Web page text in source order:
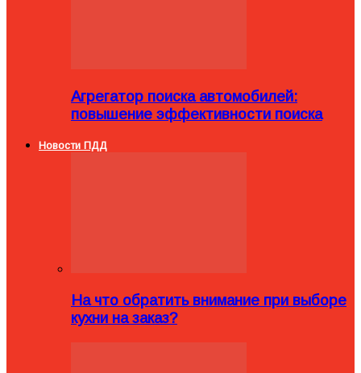
Агрегатор поиска автомобилей:
повышение эффективности поиска
Новости ПДД
На что обратить внимание при выборе
кухни на заказ?